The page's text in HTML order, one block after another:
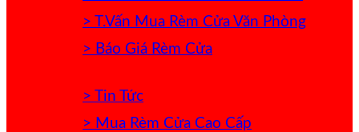
> T.Vấn Mua Rèm Cửa Văn Phòng
> Báo Giá Rèm Cửa
> Tin Tức
> Mua Rèm Cửa Cao Cấp